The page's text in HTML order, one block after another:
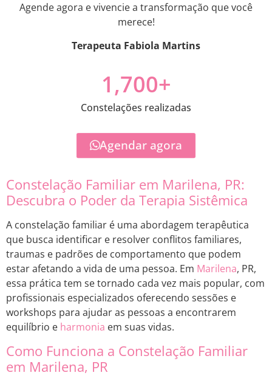
Agende agora e vivencie a transformação que você
merece!
Terapeuta Fabiola Martins
Constelações realizadas
1,700+
Agendar agora
Constelação Familiar em Marilena, PR:
Descubra o Poder da Terapia Sistêmica
A constelação familiar é uma abordagem terapêutica
que busca identificar e resolver conflitos familiares,
traumas e padrões de comportamento que podem
estar afetando a vida de uma pessoa. Em Marilena, PR,
essa prática tem se tornado cada vez mais popular, com
profissionais especializados oferecendo sessões e
workshops para ajudar as pessoas a encontrarem
equilíbrio e harmonia em suas vidas.
Como Funciona a Constelação Familiar
em Marilena, PR